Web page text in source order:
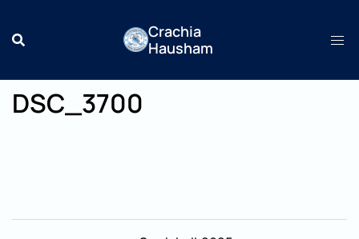
Inhalt
springen
Crachia
Hausham
DSC_3700
Beitragsnavigation